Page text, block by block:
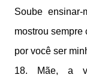
Soube
mostrou sempre
por você ser
18. Mãe, a